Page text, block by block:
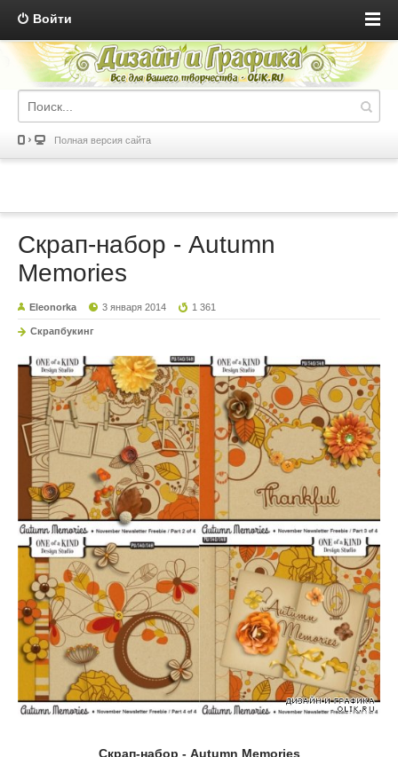
Войти
Полная версия сайта
Скрап-набор - Autumn
Memories
Eleonorka 3 января 2014 1 361
Скрапбукинг
Скрап-набор - Autumn Memories